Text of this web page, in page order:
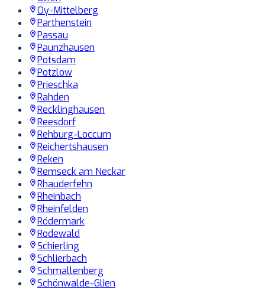
Oy-Mittelberg
Parthenstein
Passau
Paunzhausen
Potsdam
Potzlow
Prieschka
Rahden
Recklinghausen
Reesdorf
Rehburg-Loccum
Reichertshausen
Reken
Remseck am Neckar
Rhauderfehn
Rheinbach
Rheinfelden
Rödermark
Rodewald
Schierling
Schlierbach
Schmallenberg
Schönwalde-Glien